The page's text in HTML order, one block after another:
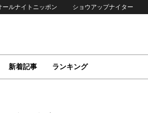
ールナイトニッポン ショウアップナイター
新着記事 ランキング